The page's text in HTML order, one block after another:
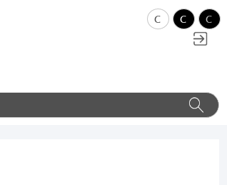
c c c